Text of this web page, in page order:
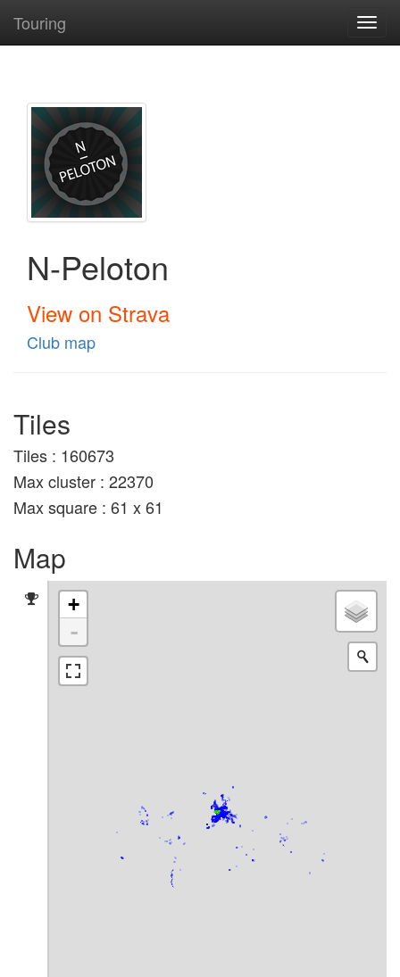
Touring
N-Peloton
View on Strava
Club map
Tiles
Tiles : 160673
Max cluster : 22370
Max square : 61 x 61
Map
+
-